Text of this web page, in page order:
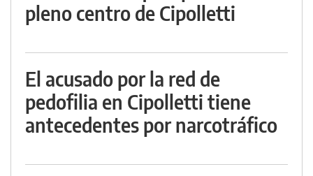
pleno centro de Cipolletti
El acusado por la red de
pedofilia en Cipolletti tiene
antecedentes por narcotráfico